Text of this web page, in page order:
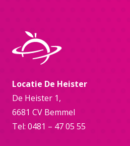
Locatie De Heister
De Heister 1,
6681 CV Bemmel
Tel: 0481 – 47 05 55